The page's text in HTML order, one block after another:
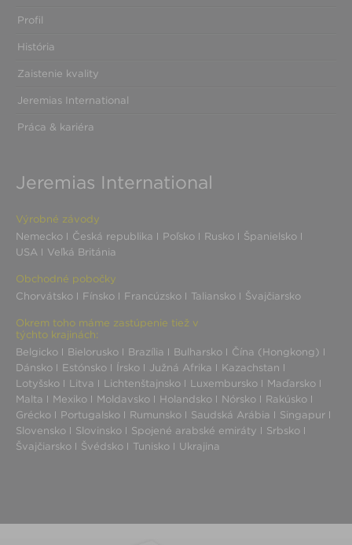
Profil
História
Zaistenie kvality
Jeremias International
Práca & kariéra
Jeremias International
Výrobné závody
Nemecko
Česká republika Poľsko Rusko
Španielsko
USA
Veľká Británia
Obchodné pobočky
Chorvátsko
Fínsko Francúzsko Taliansko Švajčiarsko
Okrem toho máme zastúpenie tiež v
týchto krajinách:
Belgicko
Bielorusko Brazília Bulharsko
Čína (Hongkong)
Dánsko
Estónsko Írsko Južná Afrika
Kazachstan
Lotyšsko
Litva Lichtenštajnsko Luxembursko
Maďarsko
Malta
Mexiko Moldavsko Holandsko Nórsko
Rakúsko
Grécko
Portugalsko Rumunsko Saudská Arábia
Singapur
Slovensko
Slovinsko Spojené arabské emiráty
Srbsko
Švajčiarsko
Švédsko Tunisko Ukrajina